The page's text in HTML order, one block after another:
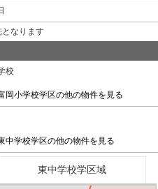
なります
校
岡小学校学区の他の物件を見る
中学校学区の他の物件を見る
東中学校学区域